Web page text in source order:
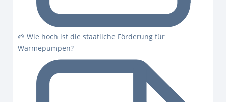
🌱 Wie hoch ist die staatliche Förderung für
Wärmepumpen?